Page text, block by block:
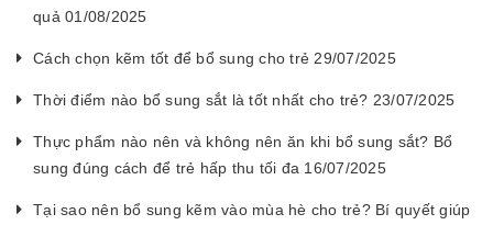
quả 01/08/2025
Cách chọn kẽm tốt để bổ sung cho trẻ 29/07/2025
Thời điểm nào bổ sung sắt là tốt nhất cho trẻ? 23/07/2025
Thực phẩm nào nên và không nên ăn khi bổ sung sắt? Bổ
sung đúng cách để trẻ hấp thu tối đa 16/07/2025
Tại sao nên bổ sung kẽm vào mùa hè cho trẻ? Bí quyết giúp